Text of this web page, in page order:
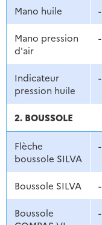
Mano huile -
Mano pression
d'air
-
Indicateur
pression huile
-
2. BOUSSOLE
Flèche
boussole SILVA
-
Boussole SILVA -
Boussole
-